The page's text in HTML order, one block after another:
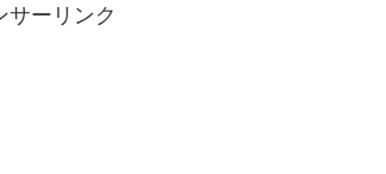
サーリンク